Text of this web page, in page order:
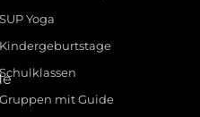
SUP Yoga
Kindergeburtstage
Schulklassen
Gruppen mit Guide